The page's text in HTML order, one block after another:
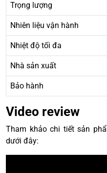
Trọng lượng
Nhiên liệu vận hành
Nhiệt độ tối đa
Nhà sản xuất
Bảo hành
Video review
Tham khảo chi tiết sản
dưới đây: